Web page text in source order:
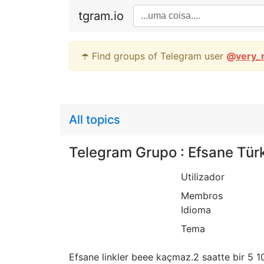
tgram.io
☂️ Find groups of Telegram user @
All topics
Telegram Grupo : Efsane
Utilizador
Membros
Idioma
Tema
Efsane linkler beee kaçmaz.2 saatte bir 5